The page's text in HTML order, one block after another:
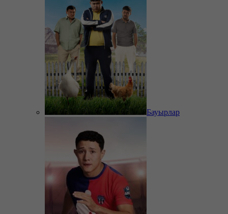
Бауырлар